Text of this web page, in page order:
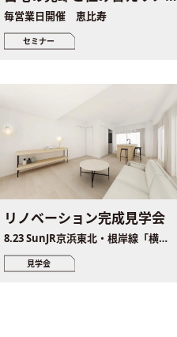
毎営業日開催 恵比寿
セミナー
リノベーション完成見学会
8.23 SunJR京浜東北・根岸線「横浜駅」徒歩5分
見学会